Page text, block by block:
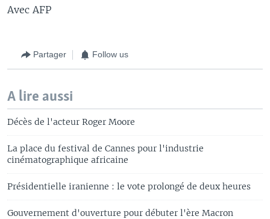
Avec AFP
Partager Follow us
A lire aussi
Décès de l'acteur Roger Moore
La place du festival de Cannes pour l'industrie
cinématographique africaine
Présidentielle iranienne : le vote prolongé de deux heures
Gouvernement d'ouverture pour débuter l'ère Macron